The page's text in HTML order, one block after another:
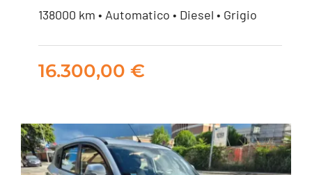
Limited 4wd 140cv
auto my19
16.300,00
138000 km • Automatico • Diesel • Grigio
16.300,00 €